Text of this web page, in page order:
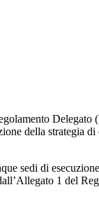
della strategia
sedi di
1 del